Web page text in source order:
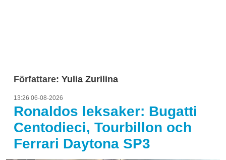
Författare: Yulia Zurilina
13:26 06-08-2026
Ronaldos leksaker: Bugatti
Centodieci, Tourbillon och
Ferrari Daytona SP3